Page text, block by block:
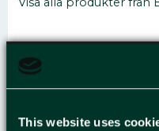
This website uses
ESTELL